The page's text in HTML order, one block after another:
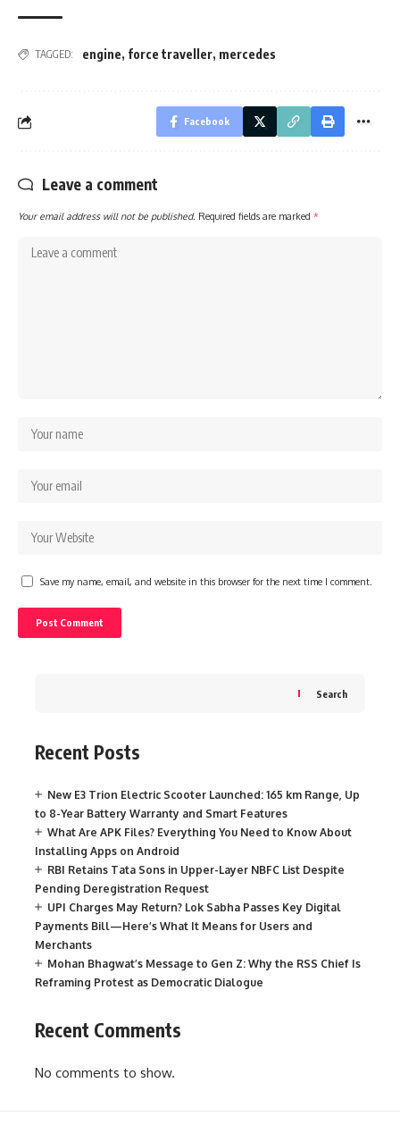
TAGGED: engine, force traveller, mercedes
Facebook
Leave a comment
Your email address will not be published. Required fields are marked *
Save my name, email, and website in this browser for the next time I comment.
Search
Recent Posts
New E3 Trion Electric Scooter Launched: 165 km Range, Up
to 8-Year Battery Warranty and Smart Features
What Are APK Files? Everything You Need to Know About
Installing Apps on Android
RBI Retains Tata Sons in Upper-Layer NBFC List Despite
Pending Deregistration Request
UPI Charges May Return? Lok Sabha Passes Key Digital
Payments Bill—Here’s What It Means for Users and
Merchants
Mohan Bhagwat’s Message to Gen Z: Why the RSS Chief Is
Reframing Protest as Democratic Dialogue
Recent Comments
No comments to show.